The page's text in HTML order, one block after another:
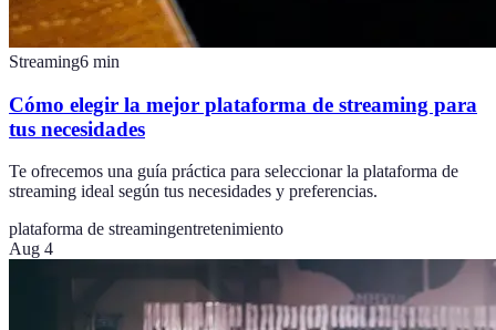
Streaming6 min
Cómo elegir la mejor plataforma de streaming para
tus necesidades
Te ofrecemos una guía práctica para seleccionar la plataforma de
streaming ideal según tus necesidades y preferencias.
plataforma de streamingentretenimiento
Aug 4